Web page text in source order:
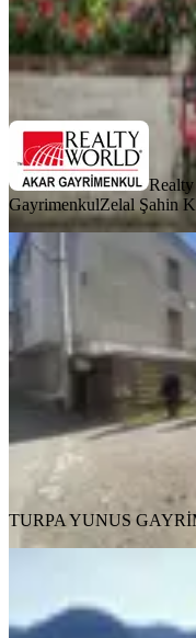
Realty World Akar
GayrimenkulZelal Şahin
İzmir,
160 m²
TURPA YUNUS
TURPA YUNUS
İzmir,